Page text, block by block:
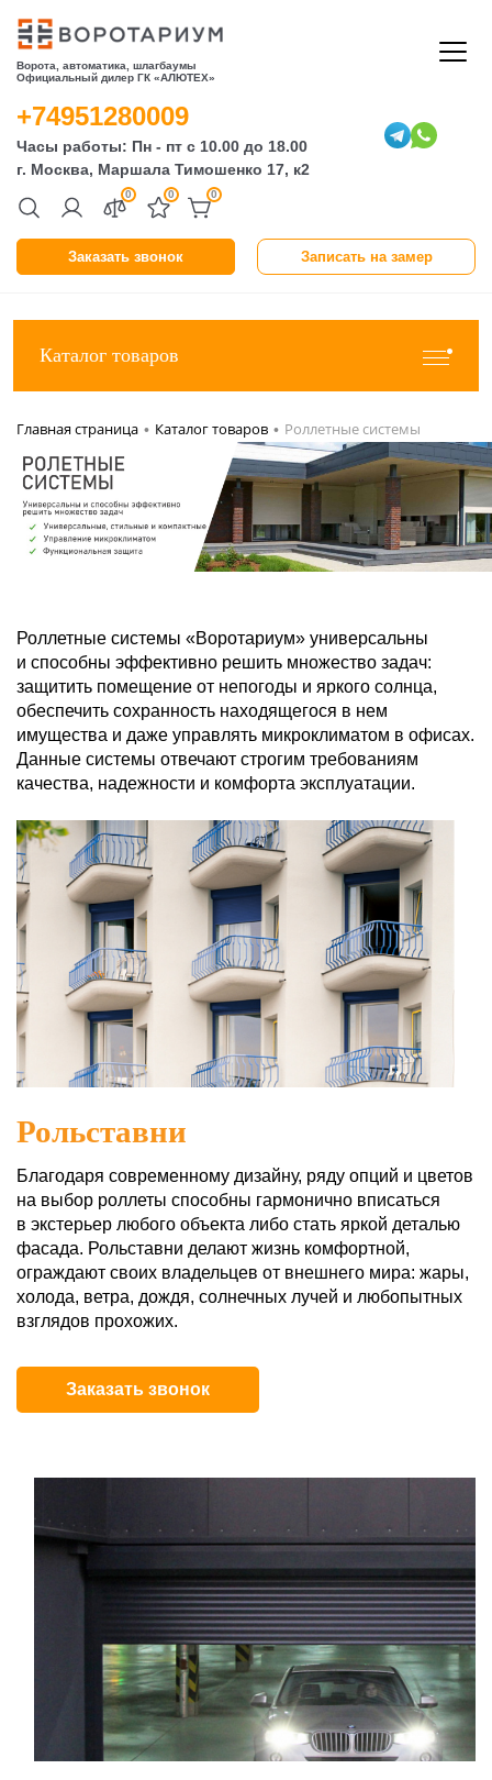
Ворота, автоматика, шлагбаумы
Официальный дилер ГК «АЛЮТЕХ»
Заказать звонок Записать на замер
0 0 0
+74951280009
Часы работы: Пн - пт с 10.00 до 18.00
г. Москва, Маршала Тимошенко 17, к2
Каталог товаров
Главная страница • Каталог товаров • Роллетные системы
Роллетные системы «Воротариум» универсальны
и способны эффективно решить множество задач:
защитить помещение от непогоды и яркого солнца,
обеспечить сохранность находящегося в нем
имущества и даже управлять микроклиматом в офисах.
Данные системы отвечают строгим требованиям
качества, надежности и комфорта эксплуатации.
Рольставни
Благодаря современному дизайну, ряду опций и цветов
на выбор роллеты способны гармонично вписаться
в экстерьер любого объекта либо стать яркой деталью
фасада. Рольставни делают жизнь комфортной,
ограждают своих владельцев от внешнего мира: жары,
холода, ветра, дождя, солнечных лучей и любопытных
взглядов прохожих.
Заказать звонок